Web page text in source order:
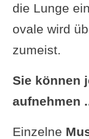
die Lunge
ovale wird
zumeist.
Sie können
aufnehmen
Einzelne